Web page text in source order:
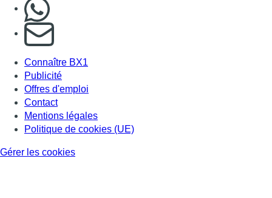
S'abonner à notre newsletter
Connaître BX1
Publicité
Offres d'emploi
Contact
Mentions légales
Politique de cookies (UE)
Gérer les cookies